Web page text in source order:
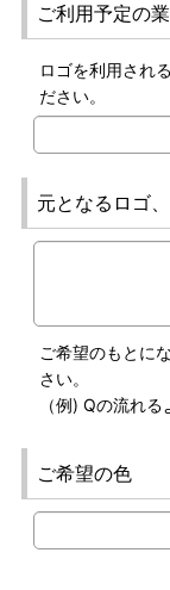
ご利用予定の
ロゴを利用され
ださい。
元となるロゴ
ご希望のもとに
さい。
（例) Qの流れ
ご希望の色